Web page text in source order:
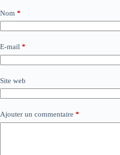
Nom *
E-mail *
Site web
Ajouter un commentaire *